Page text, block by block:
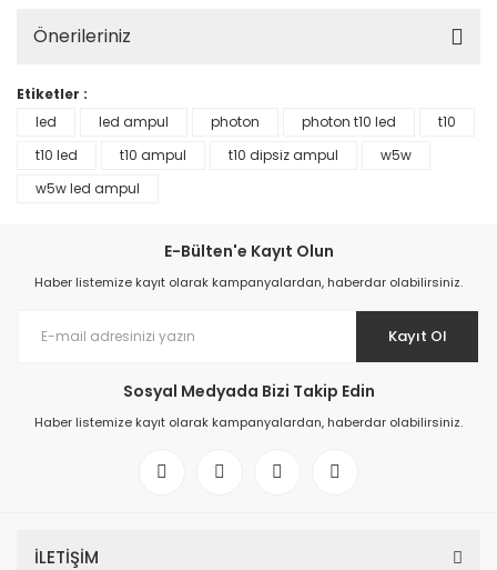
Önerileriniz
Etiketler :
led
led ampul photon photon t10 led
t10
t10 led
t10 ampul t10 dipsiz ampul
w5w
w5w led ampul
E-Bülten'e Kayıt Olun
Haber listemize kayıt olarak kampanyalardan, haberdar olabilirsiniz.
Kayıt Ol
Sosyal Medyada Bizi Takip Edin
Haber listemize kayıt olarak kampanyalardan, haberdar olabilirsiniz.
İLETİŞİM